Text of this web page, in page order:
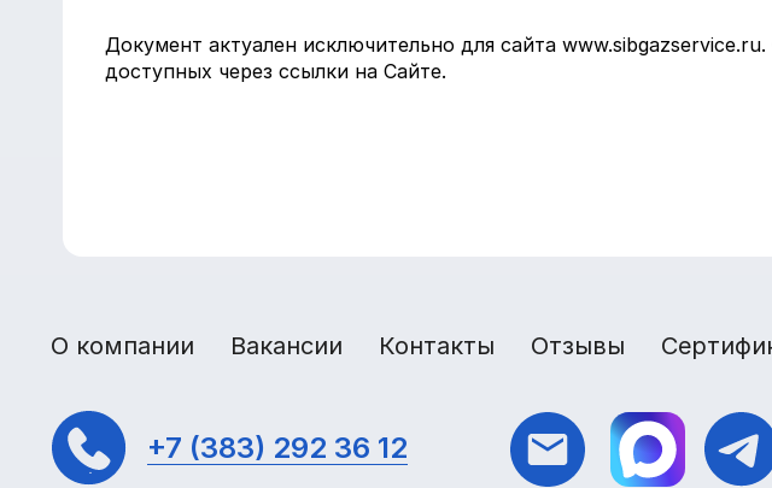
Документ актуален исключительно для сайта
доступных через ссылки на Сайте.
О компании Вакансии Контакты Отзывы
+7 (383) 292 36 12